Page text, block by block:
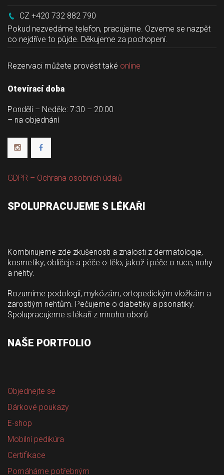
CZ +420 732 882 790
Pokud nezvedáme telefon, pracujeme. Ozveme se nazpět
co nejdříve to půjde. Děkujeme za pochopení.
Rezervaci můžete provést také online
Otevírací doba
Pondělí – Neděle: 7:30 – 20:00
– na objednání
GDPR – Ochrana osobních údajů
SPOLUPRACUJEME S LÉKAŘI
Kombinujeme zde zkušenosti a znalosti z dermatologie,
kosmetiky, obličeje a péče o tělo, jakož i péče o ruce, nohy
a nehty.
Rozumíme podologii, mykózám, ortopedickým vložkám a
zarostlým nehtům. Pečujeme o diabetiky a psoriatiky.
Spolupracujeme s lékaři z mnoho oborů.
NAŠE PORTFOLIO
Objednejte se
Dárkové poukazy
E-shop
Mobilní pedikúra
Certifikace
Pomáháme potřebným